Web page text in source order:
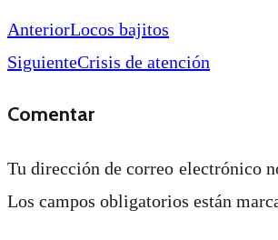
AnteriorLocos bajitos
SiguienteCrisis de atención
Comentar
Tu dirección de correo electrónico
Los campos obligatorios están